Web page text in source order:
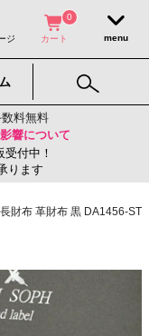
ジ
0
カート
料無料
響について
付中！
ります
財布 革財布 黒 DA1456-ST